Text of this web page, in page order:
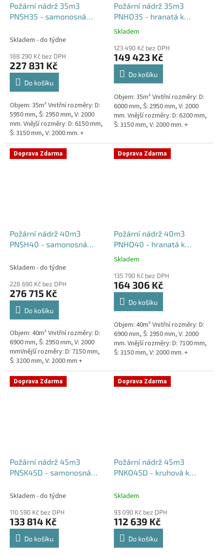
Požární nádrž 35m3
PNSH35 - samonosná
Skladem - do týdne
188 290 Kč bez DPH
227 831 Kč
Do košíku
Objem: 35m³ Vnitřní rozměry: D:
5950 mm, Š: 2950 mm, V: 2000
mm. Vnější rozměry: D: 6150 mm,
Š: 3150 mm, V: 2000 mm. +
komínek. Běžná doba dodání 2-3
týdny od objednávky....
Požární nádrž 35m3
PNHO35 - hranatá k
obetonování
Průměrné
produktu
je
5,0
hvězdiček.
Skladem
123 490 Kč bez DPH
149 423 Kč
Do košíku
Objem: 35m³ Vnitřní rozměry: D:
6000 mm, Š: 2950 mm, V: 2000
mm. Vnější rozměry: D: 6200 mm,
Š: 3150 mm, V: 2000 mm. +
týdny od objednávky....
Doprava Zdarma
Požární nádrž 40m3
PNSH40 - samonosná
Skladem - do týdne
228 690 Kč bez DPH
276 715 Kč
Do košíku
Objem: 40m³ Vnitřní rozměry: D:
6900 mm, Š: 2950 mm, V: 2000
mmVnější rozměry: D: 7150 mm,
Š: 3200 mm, V: 2000 mm +
komínek Běžná doba dodání 2-3
týdny od objednávky. Rozměry...
Doprava Zdarma
Požární nádrž 40m3
PNHO40 - hranatá k
obetonování
Průměrné
produktu
je
5,0
hvězdiček.
Skladem
135 790 Kč bez DPH
164 306 Kč
Do košíku
Objem: 40m³ Vnitřní rozměry: D:
6900 mm, Š: 2950 mm, V: 2000
mm. Vnější rozměry: D: 7100 mm,
Š: 3150 mm, V: 2000 mm. +
týdny od objednávky....
Doprava Zdarma
Požární nádrž 45m3
PNSK45D - samonosná
Skladem - do týdne
110 590 Kč bez DPH
133 814 Kč
Do košíku
Doprava Zdarma
Požární nádrž 45m3
PNKO45D - kruhová k
Skladem
93 090 Kč bez DPH
112 639 Kč
Do košíku